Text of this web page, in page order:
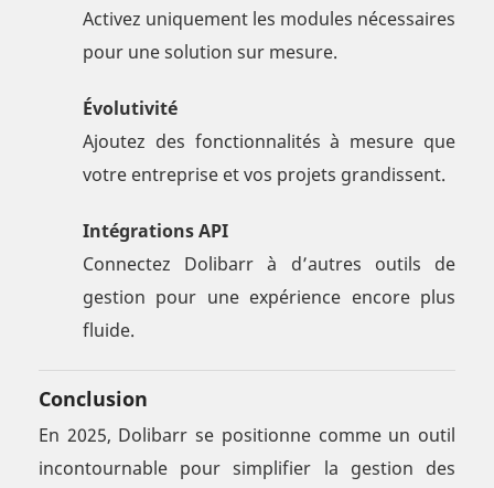
Activez uniquement les modules nécessaires
pour une solution sur mesure.
Évolutivité
Ajoutez des fonctionnalités à mesure que
votre entreprise et vos projets grandissent.
Intégrations API
Connectez Dolibarr à d’autres outils de
gestion pour une expérience encore plus
fluide.
Conclusion
En 2025, Dolibarr se positionne comme un outil
incontournable pour simplifier la gestion des